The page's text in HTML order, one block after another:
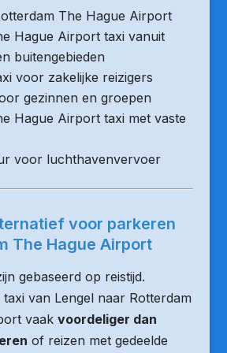
The Hague Airport
Hague Airport taxi vanuit
buitengebieden
voor zakelijke reizigers
gezinnen en groepen
Hague Airport taxi met vaste
voor luchthavenvervoer
voor parkeren
The Hague Airport
gebaseerd op reistijd.
van Lengel naar Rotterdam
vaak voordeliger dan
of reizen met gedeelde